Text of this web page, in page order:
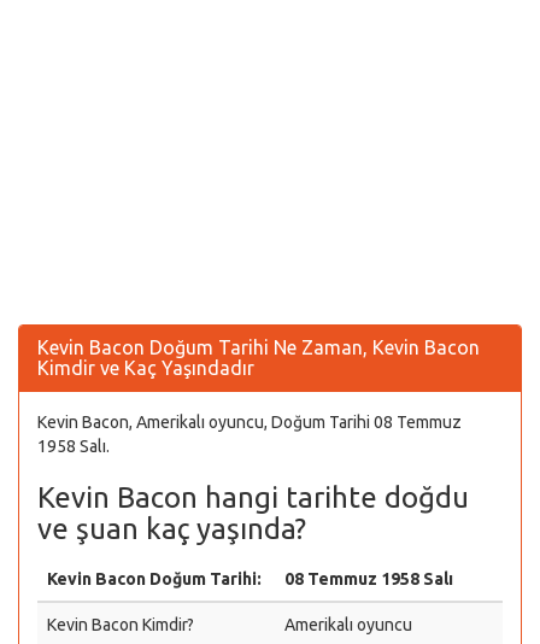
Kevin Bacon Doğum Tarihi Ne Zaman, Kevin Bacon
Kimdir ve Kaç Yaşındadır
Kevin Bacon, Amerikalı oyuncu, Doğum Tarihi 08 Temmuz
1958 Salı.
Kevin Bacon hangi tarihte doğdu
ve şuan kaç yaşında?
Kevin Bacon Doğum Tarihi: 08 Temmuz 1958 Salı
Kevin Bacon Kimdir? Amerikalı oyuncu